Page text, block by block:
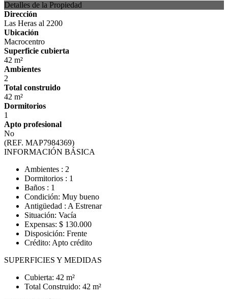
Detalles de la Propiedad
Dirección
Las Heras al 2200
Ubicación
Macrocentro
Superficie cubierta
42 m²
Ambientes
2
Total construido
42 m²
Dormitorios
1
Apto profesional
No
(REF. MAP7984369)
INFORMACIÓN BÁSICA
Ambientes : 2
Dormitorios : 1
Baños : 1
Condición: Muy bueno
Antigüedad : A Estrenar
Situación: Vacía
Expensas: $ 130.000
Disposición: Frente
Crédito: Apto crédito
SUPERFICIES Y MEDIDAS
Cubierta: 42 m²
Total Construido: 42 m²